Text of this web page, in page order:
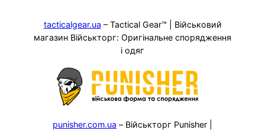
tacticalgear.ua – Tactical Gear™ | Військовий
магазин Військторг: Оригінальне спорядження
і одяг
punisher.com.ua – Військторг Punisher |